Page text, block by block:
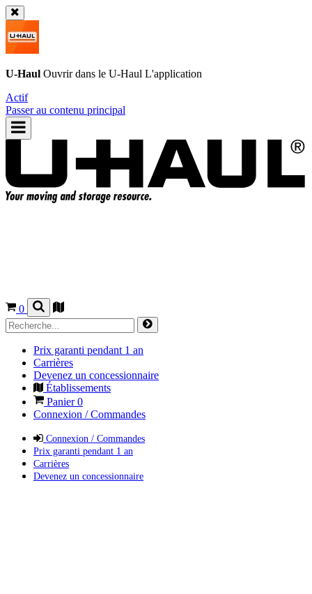
U-Haul Ouvrir dans le U-Haul L'application
Actif
Passer au contenu principal
0
Prix garanti pendant 1 an
Carrières
Devenez un concessionnaire
Établissements
Panier0
Connexion / Commandes
Connexion / Commandes
Prix garanti pendant 1 an
Carrières
Devenez un concessionnaire